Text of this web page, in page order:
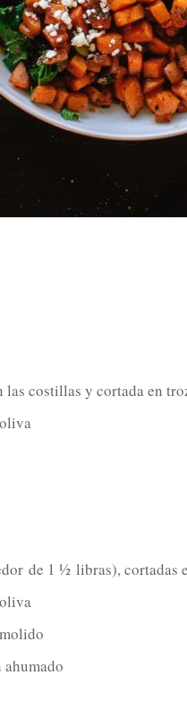
costillas y cortada en
de 1 ½ libras), cortadas